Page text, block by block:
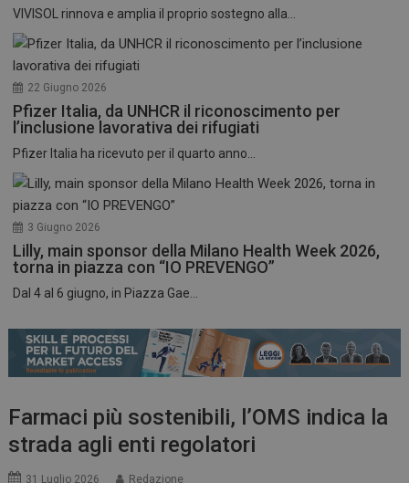
VIVISOL rinnova e amplia il proprio sostegno alla...
22 Giugno 2026
Pfizer Italia, da UNHCR il riconoscimento per
l’inclusione lavorativa dei rifugiati
Pfizer Italia ha ricevuto per il quarto anno...
3 Giugno 2026
Lilly, main sponsor della Milano Health Week 2026,
torna in piazza con “IO PREVENGO”
Dal 4 al 6 giugno, in Piazza Gae...
Farmaci più sostenibili, l’OMS indica la
strada agli enti regolatori
31 Luglio 2026 Redazione
ARRAffinitySameSite
Microsoft Corporation
.www.dailyhealthindustry.it
Sessione